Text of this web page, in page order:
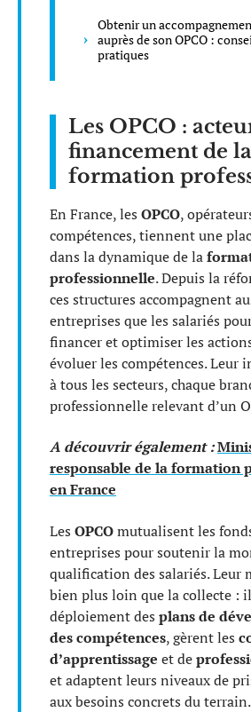
Obtenir un
auprès de son OPCO :
pratiques
Les OPCO :
financement de la
formation
En France, les OPCO,
compétences, tiennent une
dans la dynamique de la
professionnelle. Depuis la
ces structures accompagnent
entreprises que les salariés
financer et optimiser les
évoluer les compétences. Leur
à tous les secteurs, chaque
professionnelle relevant d’un
A découvrir également :
responsable de la formation
en France
Les OPCOmutualisent les
entreprises pour soutenir la
qualification des salariés. Leur
bien plus loin que la collecte :
déploiement des plans de
des compétences, gèrent les
d’apprentissage et de
et adaptent leurs niveaux de
aux besoins concrets du terrain.